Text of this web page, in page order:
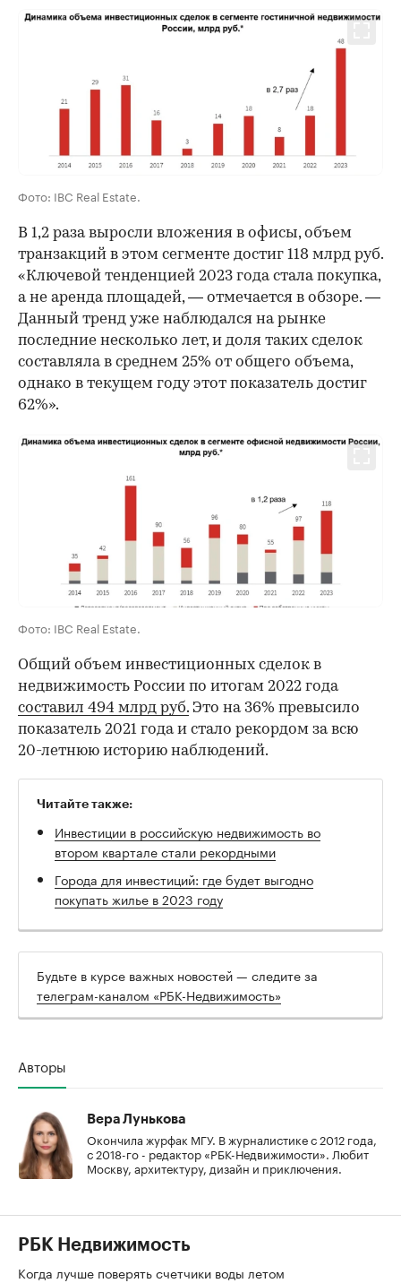
Фото: IBC Real Estate.
В 1,2 раза выросли вложения в офисы, объем
транзакций в этом сегменте достиг 118 млрд руб.
«Ключевой тенденцией 2023 года стала покупка,
а не аренда площадей, — отмечается в обзоре. —
Данный тренд уже наблюдался на рынке
последние несколько лет, и доля таких сделок
составляла в среднем 25% от общего объема,
однако в текущем году этот показатель достиг
62%».
Фото: IBC Real Estate.
Общий объем инвестиционных сделок в
недвижимость России по итогам 2022 года
составил 494 млрд руб. Это на 36% превысило
показатель 2021 года и стало рекордом за всю
20-летнюю историю наблюдений.
Читайте также:
Инвестиции в российскую недвижимость во
втором квартале стали рекордными
Города для инвестиций: где будет выгодно
покупать жилье в 2023 году
Будьте в курсе важных новостей — следите за
телеграм-каналом «РБК-Недвижимость»
Авторы
Вера Лунькова
Окончила журфак МГУ. В журналистике с 2012 года,
с 2018-го - редактор «РБК-Недвижимости». Любит
Москву, архитектуру, дизайн и приключения.
РБК Недвижимость
Когда лучше поверять счетчики воды летом